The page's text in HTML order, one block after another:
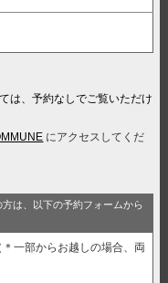
は、予約なしでご覧いただけ
にアクセスしてくだ
は、以下の予約フォームから
一部からお越しの場合、両